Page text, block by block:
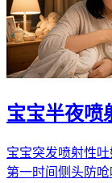
宝宝半夜喷
宝宝突发喷射性
第一时间侧头防